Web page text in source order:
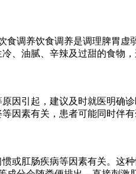
调养饮食调养是调理脾胃
、油腻、辛辣及过甜的食物
因引起，建议及时就医明确
因素有关，患者可能同时伴
或肛肠疾病等因素有关。这